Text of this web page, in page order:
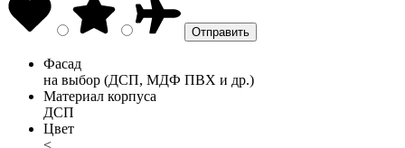
Фасад
на выбор (ДСП, МДФ ПВХ и др.)
Материал корпуса
ДСП
Цвет
<